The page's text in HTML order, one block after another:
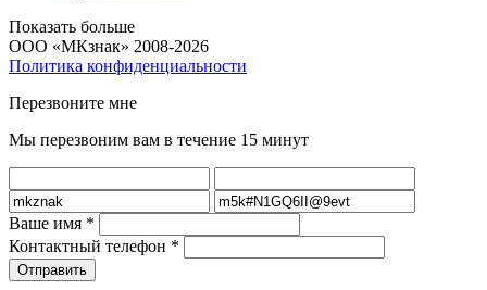
Показать больше
ООО «МКзнак» 2008-2026
Политика конфиденциальности
Перезвоните мне
Мы перезвоним вам в течение 15 минут
Ваше имя *
Контактный телефон *